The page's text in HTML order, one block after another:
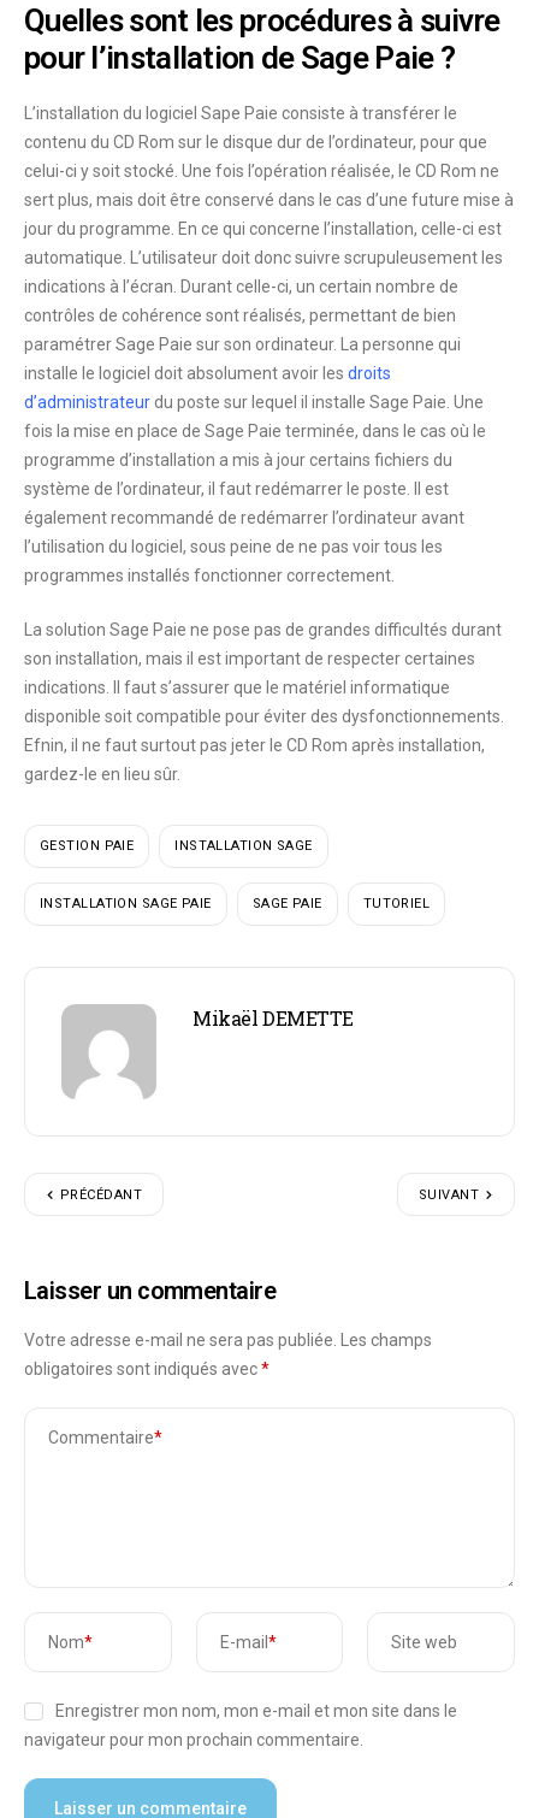
Quelles sont les procédures à suivre
pour l’installation de Sage Paie ?
L’installation du logiciel Sape Paie consiste à transférer le
contenu du CD Rom sur le disque dur de l’ordinateur, pour que
celui-ci y soit stocké. Une fois l’opération réalisée, le CD Rom ne
sert plus, mais doit être conservé dans le cas d’une future mise à
jour du programme. En ce qui concerne l’installation, celle-ci est
automatique . L’utilisateur doit doncsuivre scrupuleusement les
indications à l’écran. Durant celle-ci, un certain nombre de
contrôles de cohérence sont réalisés, permettant de bien
paramétrer Sage Paie sur son ordinateur. La personne qui
installe le logiciel doit absolument avoir les droits
d’administrateur du poste sur lequel il installe Sage Paie. Une
fois la mise en place de Sage Paie terminée, dans le cas où le
programme d’installation a mis à jour certains fichiers du
système de l’ordinateur, il faut redémarrer le poste. Il est
également recommandé de redémarrer l’ordinateur avant
l’utilisation du logiciel , sous peine de ne pas voir tous les
programmes installés fonctionner correctement.
La solution Sage Paie ne pose pas de grandes difficultés durant
son installation, mais il est important de respecter certaines
indications. Il faut s’assurer que le matériel informatique
disponible soit compatible pour éviter des dysfonctionnements.
Efnin, il ne faut surtout pas jeter le CD Rom après installation,
gardez-le en lieu sûr.
GESTION PAIE INSTALLATION SAGE
INSTALLATION SAGE PAIE SAGE PAIE TUTORIEL
Mikaël DEMETTE
PRÉCÉDANT SUIVANT
Laisser un commentaire
Votre adresse e-mail ne sera pas publiée.
Les champs
obligatoires sont indiqués avec*
Commentaire*
Nom* E-mail * Site web
Enregistrer mon nom, mon e-mail et mon site dans le
navigateur pour mon prochain commentaire.